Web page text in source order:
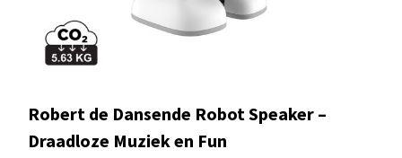
Robert de Dansende Robot Speaker –
Draadloze Muziek en Fun